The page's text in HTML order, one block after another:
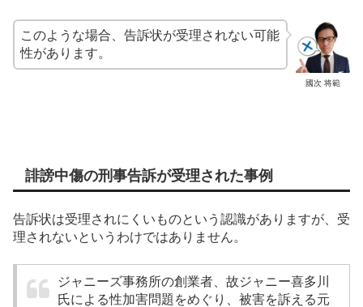
國次 将範
このような場合、告訴状が受理されない可能
性があります。
誹謗中傷の刑事告訴が受理された事例
告訴状は受理されにくいものという認識がありますが、受
理されないというわけではありません。
ジャニーズ事務所の創業者、故ジャニー喜多川
氏による性加害問題をめぐり、被害を訴える元